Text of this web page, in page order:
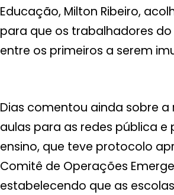
Educação, Milton Ribeiro,
para que os trabalhadores
entre os primeiros a serem
Dias comentou ainda sobre
aulas para as redes pública e
ensino, que teve protocolo
Comitê de Operações
estabelecendo que as